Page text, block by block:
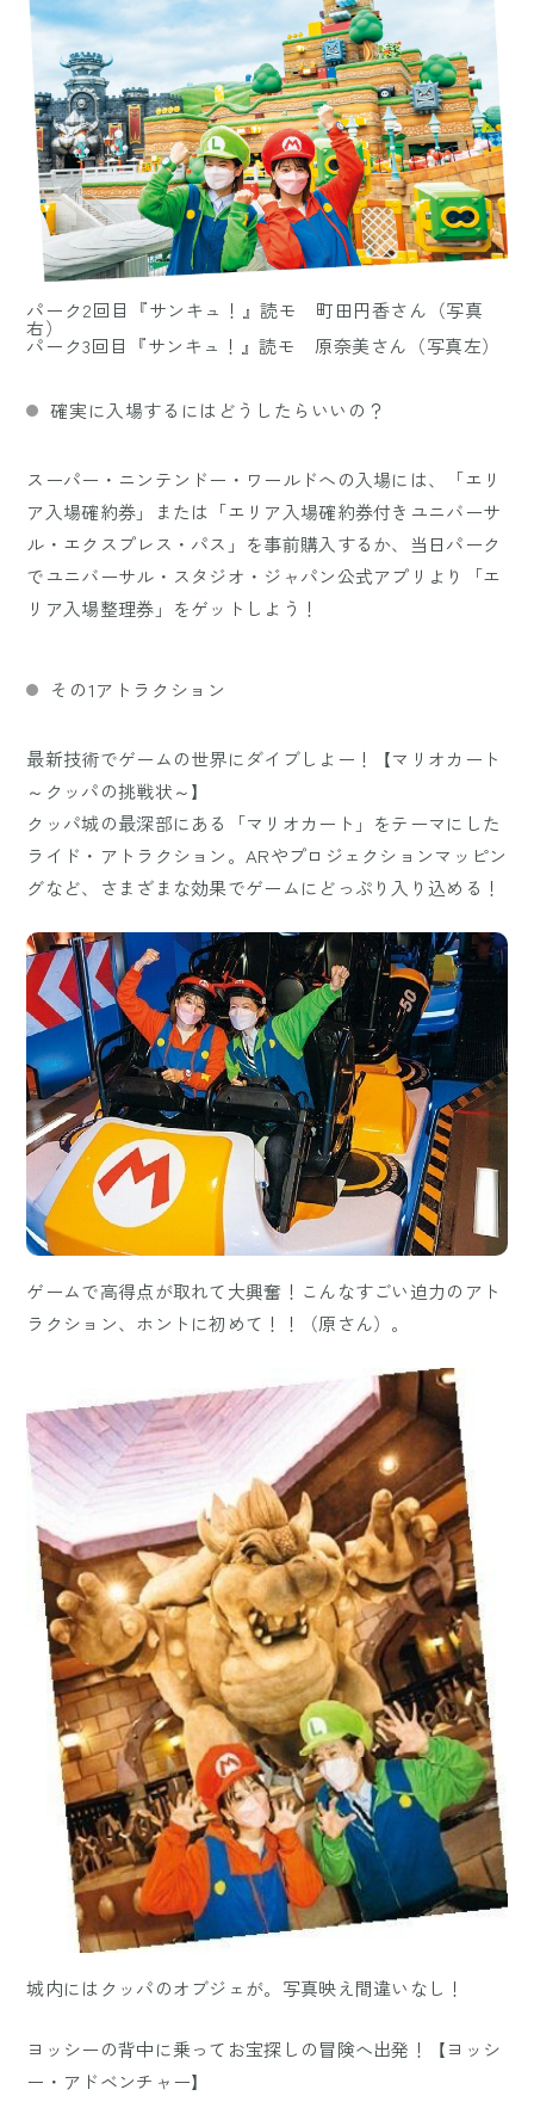
パーク2回目『サンキュ！』読モ 町田円香さん（写真
右）
パーク3回目『サンキュ！』読モ 原奈美さん（写真左）
確実に入場するにはどうしたらいいの？
スーパー・ニンテンドー・ワールドへの入場には、「エリ
ア入場確約券」または「エリア入場確約券付きユニバーサ
ル・エクスプレス・パス」を事前購入するか、当日パーク
でユニバーサル・スタジオ・ジャパン公式アプリより「エ
リア入場整理券」をゲットしよう！
その1アトラクション
最新技術でゲームの世界にダイブしよー！【マリオカート
～クッパの挑戦状～】
クッパ城の最深部にある「マリオカート」をテーマにした
ライド・アトラクション。ARやプロジェクションマッピン
グなど、さまざまな効果でゲームにどっぷり入り込める！
ゲームで高得点が取れて大興奮！こんなすごい迫力のアト
ラクション、ホントに初めて！！（原さん）。
城内にはクッパのオブジェが。写真映え間違いなし！
ヨッシーの背中に乗ってお宝探しの冒険へ出発！【ヨッシ
ー・アドベンチャー】